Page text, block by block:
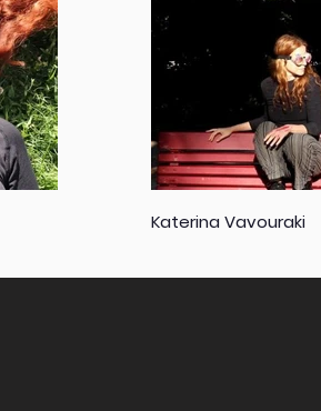
Katerina Vavouraki